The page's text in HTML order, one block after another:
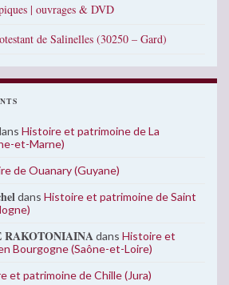
| ouvrages & DVD
de Salinelles (30250 – Gard)
Histoire et patrimoine de La
et-Marne)
de Ouanary (Guyane)
dans Histoire et patrimoine de Saint
RAKOTONIAINAdans Histoire et
Bourgogne (Saône-et-Loire)
et patrimoine de Chille (Jura)